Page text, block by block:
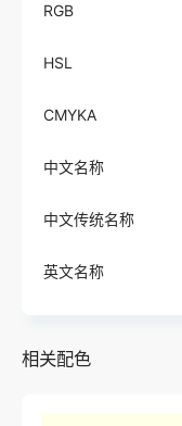
RGB
HSL
CMYKA
中文名称
中文传统名称
英文名称
相关配色